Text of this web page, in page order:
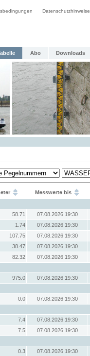
Datenschutzhinweise
Abo Downloads
Messwerte bis
58.71
07.08.2026 19:30
1.74
07.08.2026 19:30
107.75
07.08.2026 19:30
38.47
07.08.2026 19:30
82.32
07.08.2026 19:30
975.0
07.08.2026 19:30
0.0
07.08.2026 19:30
7.4
07.08.2026 19:30
7.5
07.08.2026 19:30
0.3
07.08.2026 19:30